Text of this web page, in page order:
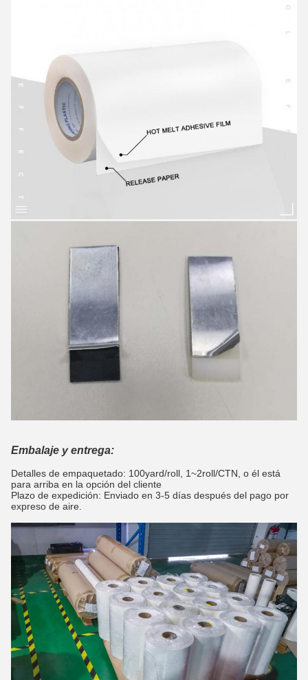
Embalaje y entrega:
Detalles de empaquetado: 100yard/roll, 1~2roll/CTN, o él está
para arriba en la opción del cliente
Plazo de expedición: Enviado en 3-5 días después del pago por
expreso de aire.